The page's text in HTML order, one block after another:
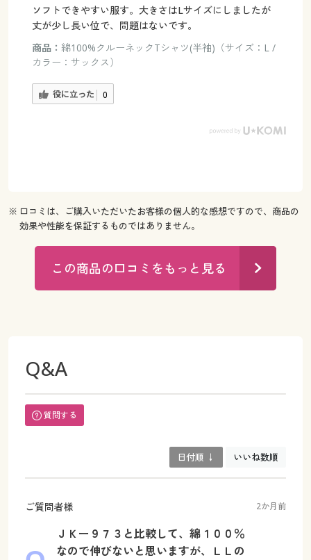
ソフトできやすい服す。大きさはLサイズにしましたが
丈が少し長い位で、問題はないです。
商品： 綿100%クルーネックTシャツ(半袖)（サイズ：L /
カラー：サックス）
役に立った 0
※ 口コミは、ご購入いただいたお客様の個人的な感想ですので、商品の
効果や性能を保証するものではありません。
この商品の口コミをもっと見る
Q&A
質問する
日付順 ↓ いいね数順
ご質問者様 2か月前
ＪＫー９７３と比較して、綿１００％
なので伸びないと思いますが、ＬＬの